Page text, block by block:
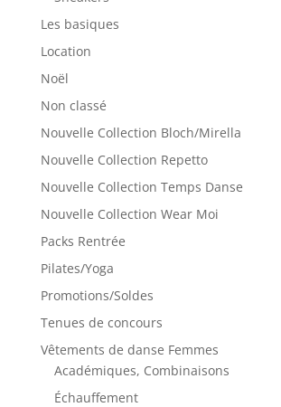
Les basiques
Location
Noël
Non classé
Nouvelle Collection Bloch/Mirella
Nouvelle Collection Repetto
Nouvelle Collection Temps Danse
Nouvelle Collection Wear Moi
Packs Rentrée
Pilates/Yoga
Promotions/Soldes
Tenues de concours
Vêtements de danse Femmes
Académiques, Combinaisons
Échauffement